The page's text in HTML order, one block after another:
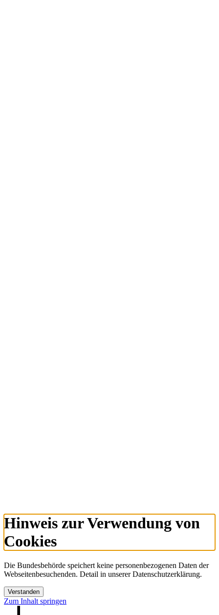
Hinweis zur Verwendung von
Cookies
Die Bundesbehörde speichert keine personenbezogenen Daten der
Webseitenbesuchenden. Detail in unserer Datenschutzerklärung.
Verstanden
Zum Inhalt springen